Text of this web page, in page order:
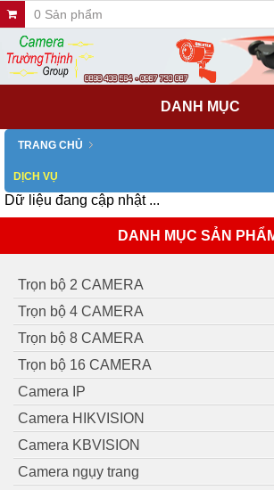
0 Sản phẩm
DANH MỤC
TRANG CHỦ
DỊCH VỤ
Dữ liệu đang cập nhật ...
DANH MỤC SẢN
Trọn bộ 2 CAMERA
Trọn bộ 4 CAMERA
Trọn bộ 8 CAMERA
Trọn bộ 16 CAMERA
Camera IP
Camera HIKVISION
Camera KBVISION
Camera ngụy trang